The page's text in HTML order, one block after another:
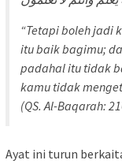
“Tetapi boleh jadi
itu baik bagimu;
padahal itu tidak
kamu tidak
(QS. Al-Baqarah:
Ayat ini turun